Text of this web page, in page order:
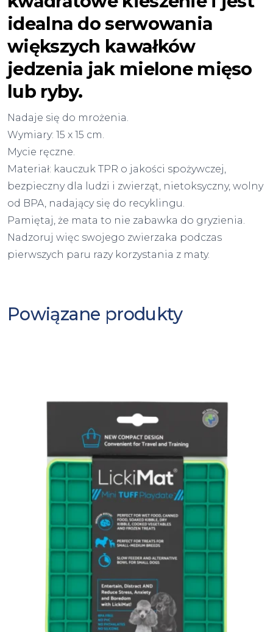
idealna do serwowania
większych kawałków
jedzenia jak mielone mięso
lub ryby.
Nadaje się do mrożenia.
Wymiary: 15 x 15 cm.
Mycie ręczne.
Materiał: kauczuk TPR o jakości spożywczej,
bezpieczny dla ludzi i zwierząt, nietoksyczny, wolny
od BPA, nadający się do recyklingu.
Pamiętaj, że mata to nie zabawka do gryzienia.
Nadzoruj więc swojego zwierzaka podczas
pierwszych paru razy korzystania z maty.
Powiązane produkty